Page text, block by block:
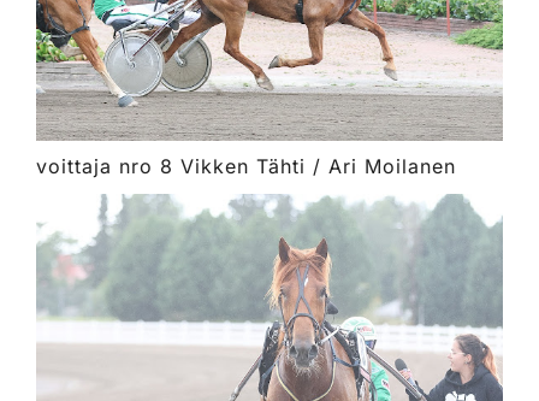
voittaja nro 8 Vikken Tähti / Ari Moilanen